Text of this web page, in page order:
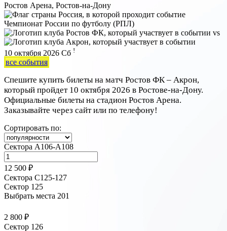
Ростов Арена, Ростов-на-Дону
Чемпионат России по футболу (РПЛ)
vs
10 октября 2026 Сб !
все события
Спешите купить билеты на матч Ростов ФК – Акрон,
который пройдет 10 октября 2026 в Ростове-на-Дону.
Официальные билеты на стадион Ростов Арена.
Заказывайте через сайт или по телефону!
Сортировать по:
Сектора А106-А108
12 500 ₽
Сектора С125-127
Сектор 125
Выбрать места 201
2 800 ₽
Сектор 126